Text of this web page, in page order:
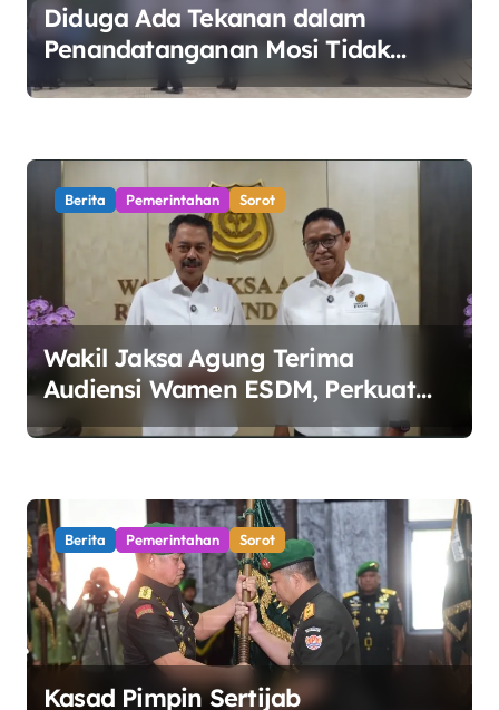
Diduga Ada Tekanan dalam
Penandatanganan Mosi Tidak
Percaya, Purnabakti Minta Polemik
Berita Pemerintahan Sorot
Wakil Jaksa Agung Terima
Audiensi Wamen ESDM, Perkuat
Sinergi Kawal Tata Kelola Sektor
Berita Pemerintahan Sorot
Kasad Pimpin Sertijab